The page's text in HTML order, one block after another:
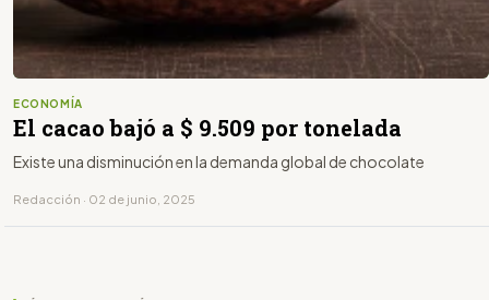
ECONOMÍA
El cacao bajó a $ 9.509 por tonelada
Existe una disminución en la demanda global de chocolate
Redacción · 02 de junio, 2025